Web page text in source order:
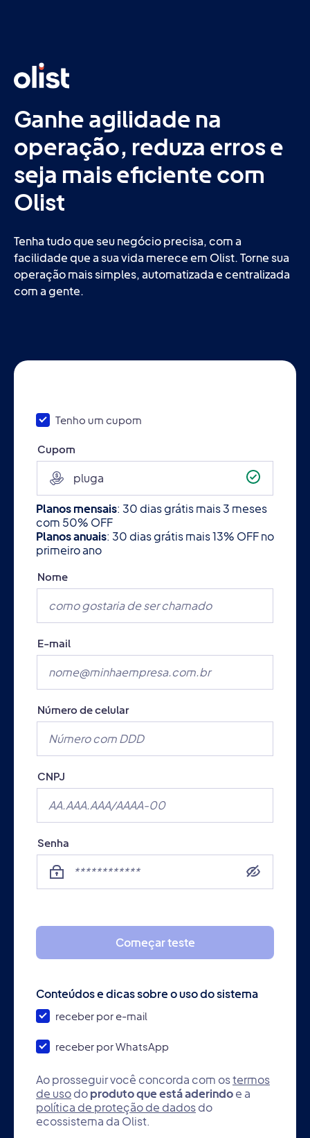
Ganhe agilidade na
operação, reduza erros e
seja mais eficiente com
Olist
Tenha tudo que seu negócio precisa, com a
facilidade que a sua vida merece em Olist. Torne sua
operação mais simples, automatizada e centralizada
com a gente.
Tenho um cupom
Cupom
Planos mensais: 30 dias grátis mais 3 meses
com 50% OFF
Planos anuais: 30 dias grátis mais 13% OFF no
primeiro ano
Nome
E-mail
Número de celular
CNPJ
Senha
Começar teste
Conteúdos e dicas sobre o uso do sistema
receber por e-mail
receber por WhatsApp
Ao prosseguir você concorda com ostermos
de uso do produto que está aderindo e a
política de proteção de dados do
ecossistema da Olist.